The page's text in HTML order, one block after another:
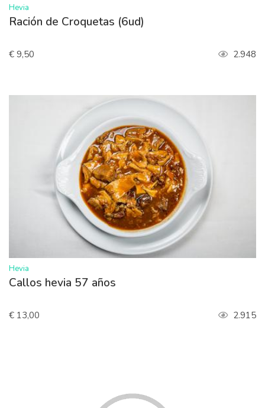
Hevia
Ración de Croquetas (6ud)
€ 9,50 2.948
>
Hevia
Callos hevia 57 años
€ 13,00 2.915